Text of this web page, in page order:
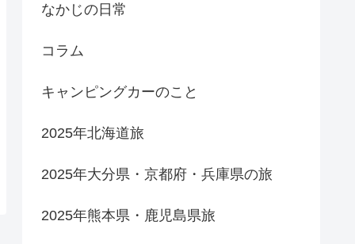
なかじの日常
コラム
キャンピングカーのこと
2025年北海道旅
2025年大分県・京都府・兵庫県の旅
2025年熊本県・鹿児島県旅